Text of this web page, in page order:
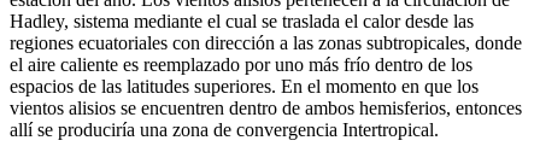
Hadley, sistema mediante el cual se traslada el calor desde las
regiones ecuatoriales con dirección a las zonas subtropicales, donde
el aire caliente es reemplazado por uno más frío dentro de los
espacios de las latitudes superiores. En el momento en que los
vientos alisios se encuentren dentro de ambos hemisferios, entonces
allí se produciría una zona de convergencia Intertropical. ​